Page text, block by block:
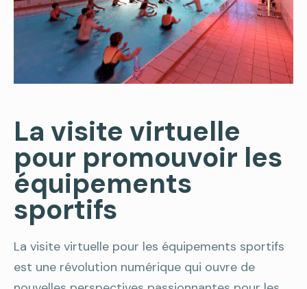
La visite virtuelle
pour promouvoir les
équipements
sportifs
La visite virtuelle pour les équipements sportifs
est une révolution numérique qui ouvre de